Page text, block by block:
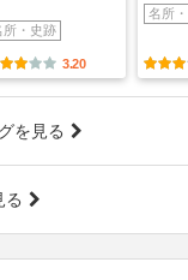
所・史跡
3.20
名所
を見る
る